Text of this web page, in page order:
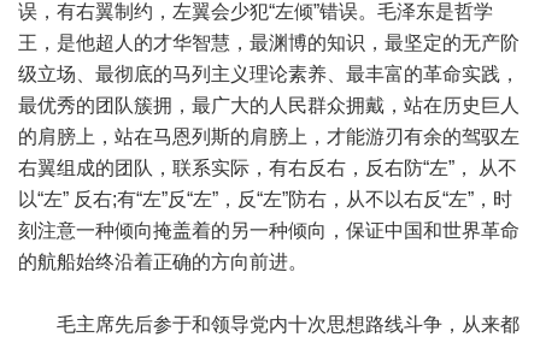
误，有右翼制约，左翼会少犯“左倾”错误。毛泽东是哲学
王，是他超人的才华智慧，最渊博的知识，最坚定的无产阶
级立场、最彻底的马列主义理论素养、最丰富的革命实践，
最优秀的团队簇拥，最广大的人民群众拥戴，站在历史巨人
的肩膀上，站在马恩列斯的肩膀上，才能游刃有余的驾驭左
右翼组成的团队，联系实际，有右反右，反右防“左”， 从不
以“左” 反右;有“左”反“左”，反“左”防右，从不以右反“左”，时
刻注意一种倾向掩盖着的另一种倾向，保证中国和世界革命
的航船始终沿着正确的方向前进。
毛主席先后参于和领导党内十次思想路线斗争，从来都